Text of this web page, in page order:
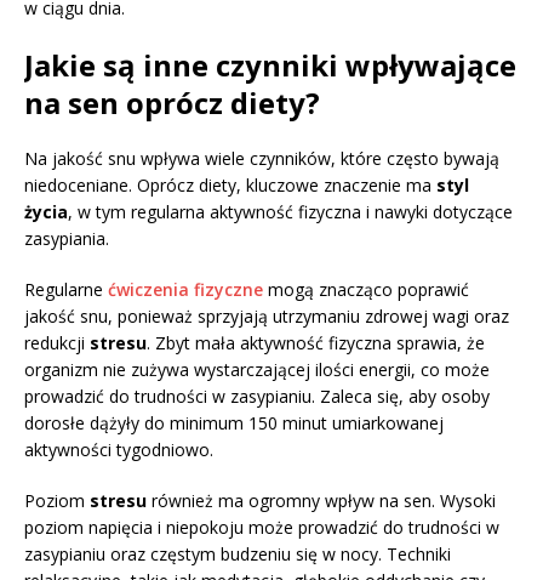
w ciągu dnia.
Jakie są inne czynniki wpływające
na sen oprócz diety?
Na jakość snu wpływa wiele czynników, które często bywają
niedoceniane. Oprócz diety, kluczowe znaczenie ma styl
życia, w tym regularna aktywność fizyczna i nawyki dotyczące
zasypiania.
Regularne ćwiczenia fizyczne mogą znacząco poprawić
jakość snu, ponieważ sprzyjają utrzymaniu zdrowej wagi oraz
redukcji stresu. Zbyt mała aktywność fizyczna sprawia, że
organizm nie zużywa wystarczającej ilości energii, co może
prowadzić do trudności w zasypianiu. Zaleca się, aby osoby
dorosłe dążyły do minimum 150 minut umiarkowanej
aktywności tygodniowo.
Poziom stresu również ma ogromny wpływ na sen. Wysoki
poziom napięcia i niepokoju może prowadzić do trudności w
zasypianiu oraz częstym budzeniu się w nocy. Techniki